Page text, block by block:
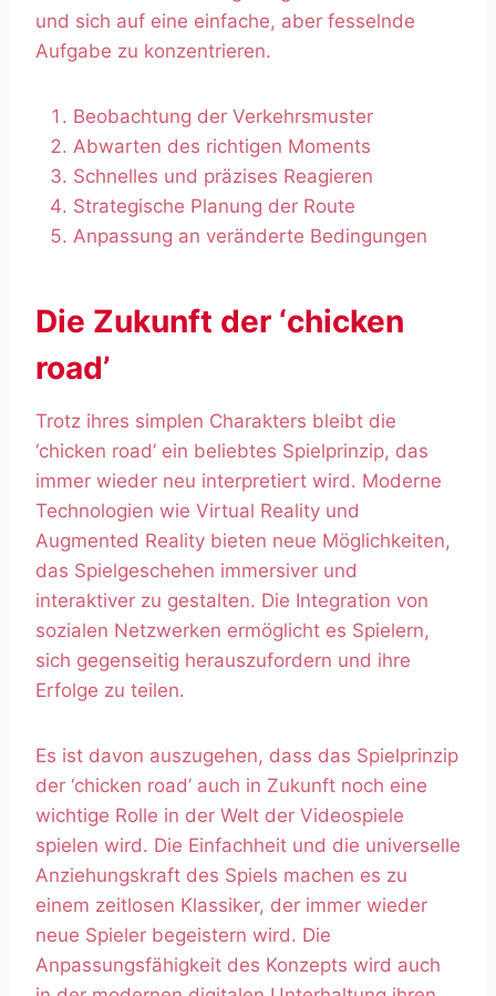
und sich auf eine einfache, aber fesselnde
Aufgabe zu konzentrieren.
Beobachtung der Verkehrsmuster
Abwarten des richtigen Moments
Schnelles und präzises Reagieren
Strategische Planung der Route
Anpassung an veränderte Bedingungen
Die Zukunft der ‘chicken
road’
Trotz ihres simplen Charakters bleibt die
‘chicken road’ ein beliebtes Spielprinzip, das
immer wieder neu interpretiert wird. Moderne
Technologien wie Virtual Reality und
Augmented Reality bieten neue Möglichkeiten,
das Spielgeschehen immersiver und
interaktiver zu gestalten. Die Integration von
sozialen Netzwerken ermöglicht es Spielern,
sich gegenseitig herauszufordern und ihre
Erfolge zu teilen.
Es ist davon auszugehen, dass das Spielprinzip
der ‘chicken road’ auch in Zukunft noch eine
wichtige Rolle in der Welt der Videospiele
spielen wird. Die Einfachheit und die universelle
Anziehungskraft des Spiels machen es zu
einem zeitlosen Klassiker, der immer wieder
neue Spieler begeistern wird. Die
Anpassungsfähigkeit des Konzepts wird auch